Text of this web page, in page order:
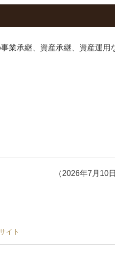
業承継、資産承継、資産運用
（2026年7月10
イト